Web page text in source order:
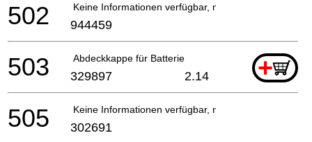
Keine Informationen verfügbar, nicht bestellbar
502 944459
Abdeckkappe für Batterie +
503 329897 2.14
Keine Informationen verfügbar, nicht bestellbar
505 302691